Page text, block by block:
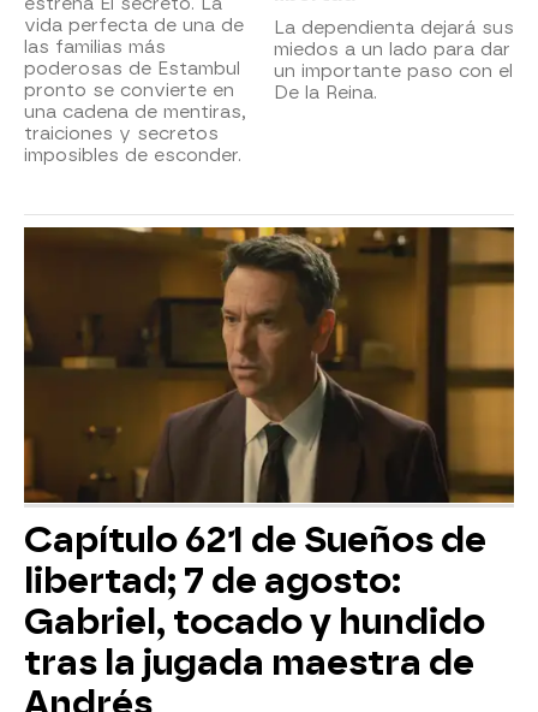
vida perfecta de una de
las familias más
poderosas de Estambul
pronto se convierte en
una cadena de mentiras,
traiciones y secretos
imposibles de esconder.
La dependienta dejará sus
miedos a un lado para dar
un importante paso con el
De la Reina.
Capítulo 621 de Sueños de
libertad; 7 de agosto:
Gabriel, tocado y hundido
tras la jugada maestra de